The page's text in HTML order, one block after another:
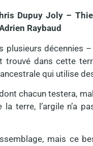
Dupuy Joly –
Raybaud
plusieurs décennies
trouvé dans cette
qui utilise
chacun testera,
terre, l’argile n’a
mais ce